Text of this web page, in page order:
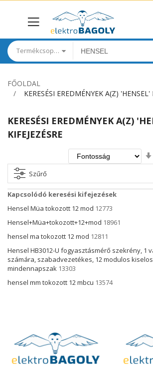
Termékcsoportok
FŐOLDAL
KERESÉSI EREDMÉNYEK A(Z) 'HENSEL'
KERESÉSI EREDMÉNYEK A(Z)
KIFEJEZÉSRE
Szűrő
Kapcsolódó keresési kifejezések
Hensel Müa tokozott 12 mod 12773
Hensel+Müa+tokozott+12+mod 18961
hensel ma tokozott 12 mod 12811
Hensel HB3012-U fogyasztásmérő szekrény, 1
számára, szabadvezetékes, 12 modulos
mindennapszak 13303
hensel mm tokozott 12 mbcu 13574